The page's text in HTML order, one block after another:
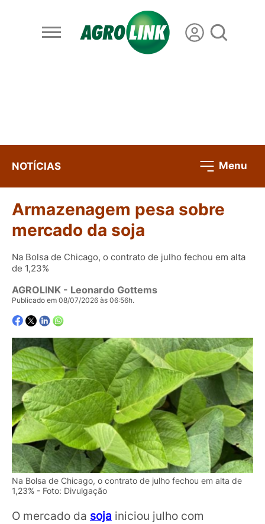
NOTÍCIAS Menu
Armazenagem pesa sobre
mercado da soja
Na Bolsa de Chicago, o contrato de julho fechou em alta
de 1,23%
AGROLINK - Leonardo Gottems
Publicado em 08/07/2026 às 06:56h.
Na Bolsa de Chicago, o contrato de julho fechou em alta de
1,23% - Foto: Divulgação
O mercado da soja iniciou julho com